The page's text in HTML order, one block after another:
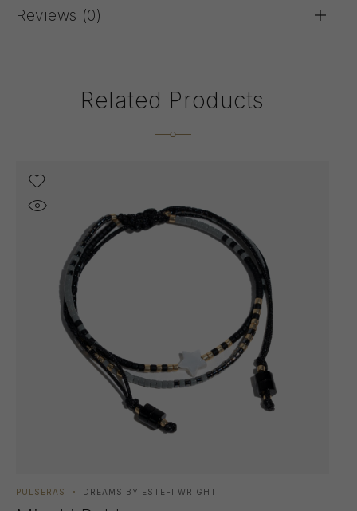
Reviews (0)
Related Products
PULSERAS DREAMS BY ESTEFI WRIGHT